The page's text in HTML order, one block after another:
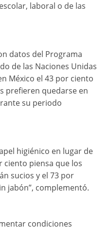
laboral o de las
datos del Programa
de las Naciones Unidas
México el 43 por ciento
prefieren quedarse en
su periodo
higiénico en lugar de
ciento piensa que los
sucios y el 73 por
jabón”, complementó.
condiciones